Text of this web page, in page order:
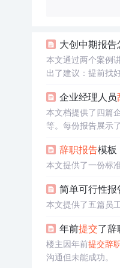
大创中期报告
本文通过两个案例
出了建议：提前找
企业经理人员
本文档提供了四篇
等。每份报告展示
辞职报告模板
本文提供了一份标
简单可行性报
本文提供了五篇员
年前提交了辞
楼主因年前提交辞
沟通但未能成功。